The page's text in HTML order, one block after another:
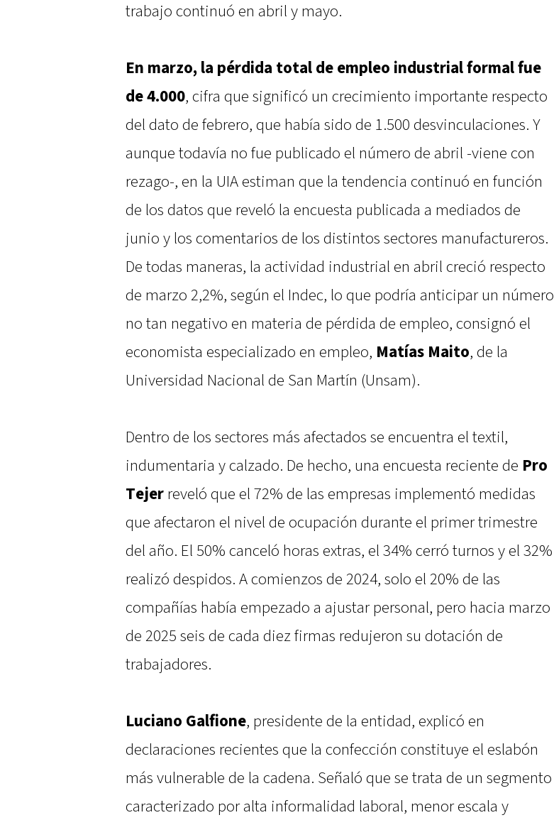
trabajo continuó en abril y mayo.
En marzo, la pérdida total de empleo industrial formal fue
de 4.000, cifra que significó un crecimiento importante respecto
del dato de febrero, que había sido de 1.500 desvinculaciones. Y
aunque todavía no fue publicado el número de abril -viene con
rezago-, en la UIA estiman que la tendencia continuó en función
de los datos que reveló la encuesta publicada a mediados de
junio y los comentarios de los distintos sectores manufactureros.
De todas maneras, la actividad industrial en abril creció respecto
de marzo 2,2%, según el Indec, lo que podría anticipar un número
no tan negativo en materia de pérdida de empleo, consignó el
economista especializado en empleo, Matías Maito, de la
Universidad Nacional de San Martín (Unsam).
Dentro de los sectores más afectados se encuentra el textil,
indumentaria y calzado. De hecho, una encuesta reciente de Pro
Tejer reveló que el 72% de las empresas implementó medidas
que afectaron el nivel de ocupación durante el primer trimestre
del año. El 50% canceló horas extras, el 34% cerró turnos y el 32%
realizó despidos. A comienzos de 2024, solo el 20% de las
compañías había empezado a ajustar personal, pero hacia marzo
de 2025 seis de cada diez firmas redujeron su dotación de
trabajadores.
Luciano Galfione, presidente de la entidad, explicó en
declaraciones recientes que la confección constituye el eslabón
más vulnerable de la cadena. Señaló que se trata de un segmento
caracterizado por alta informalidad laboral, menor escala y